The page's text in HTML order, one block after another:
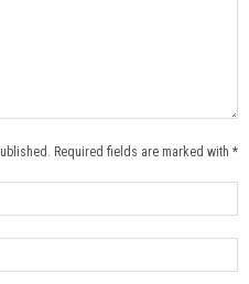
Required fields are marked with *